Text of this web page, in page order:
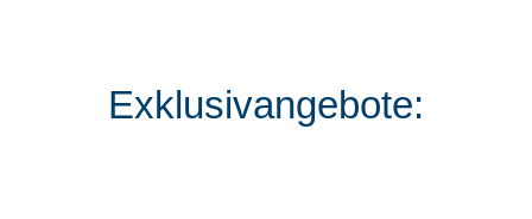
Exklusivangebote: